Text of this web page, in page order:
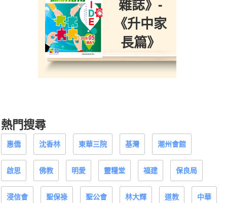
熱門搜尋
惠僑 沈香林 東華三院 基灣 潮州會館
啟思 佛教 明愛 靈糧堂 福建 保良局
浸信會 聖保祿 聖公會 林大輝 道教 中華